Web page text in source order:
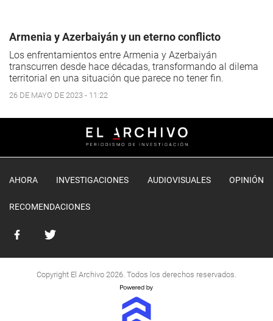
Armenia y Azerbaiyán y un eterno conflicto
Los enfrentamientos entre Armenia y Azerbaiyán
transcurren desde hace décadas, transformando al dilema
territorial en una situación que parece no tener fin.
26 DE MAYO DE 2023 - 11:22
AHORA INVESTIGACIONES AUDIOVISUALES OPINIÓN
RECOMENDACIONES
Copyright El Archivo 2026. Todos los derechos reservados.